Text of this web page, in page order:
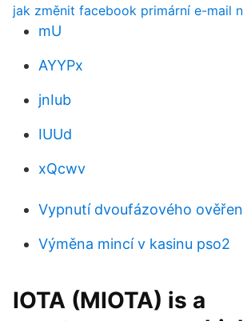
jak změnit facebook primární e-mail
mU
AYYPx
jnIub
IUUd
xQcwv
Vypnutí dvoufázového
Výměna mincí v kasinu pso2
IOTA (MIOTA) is a